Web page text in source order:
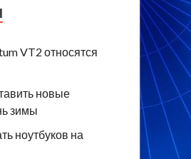
VT2 относятся
новые
зимы
ноутбуков на